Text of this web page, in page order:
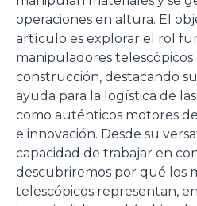
operaciones en altura. El
artículo es explorar el rol
manipuladores
construcción, destacando
ayuda para la logística de
como auténticos motores
e innovación. Desde su
capacidad de trabajar en
descubriremos por qué los
telescópicos representan,